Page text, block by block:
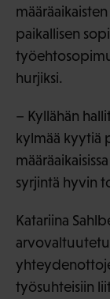
paikallisen
hurjiksi.
– Kyllähän
kylmää kyytiä
syrjintä hyvin
Katariina
työsuhteisiin